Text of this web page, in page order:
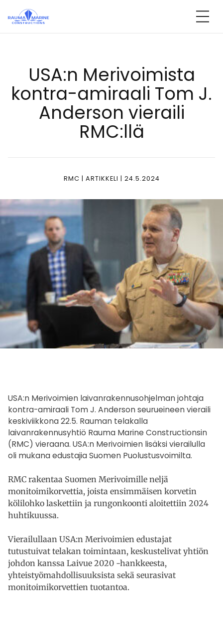
sisältöön
USA:n Me­ri­voi­mis­ta
kont­ra-ami­raa­li Tom J.
An­der­son vie­rai­li
RMC:llä
RMC | ARTIKKELI | 24.5.2024
USA:n Merivoimien laivanrakennusohjelman johtaja
kontra-amiraali Tom J. Anderson seurueineen vieraili
keskiviikkona 22.5. Rauman telakalla
laivanrakennusyhtiö Rauma Marine Constructionsin
(RMC) vieraana. USA:n Merivoimien lisäksi vierailulla
oli mukana edustajia Suomen Puolustusvoimilta.
RMC rakentaa Suomen Merivoimille neljä
monitoimikorvettia, joista ensimmäisen korvetin
kölilohko laskettiin ja rungonkoonti aloitettiin 2024
huhtikuussa.
Vierailullaan USA:n Merivoimien edustajat
tutustuivat telakan toimintaan, keskustelivat yhtiön
johdon kanssa Laivue 2020 -hankkeesta,
yhteistyömahdollisuuksista sekä seurasivat
monitoimikorvettien tuotantoa.